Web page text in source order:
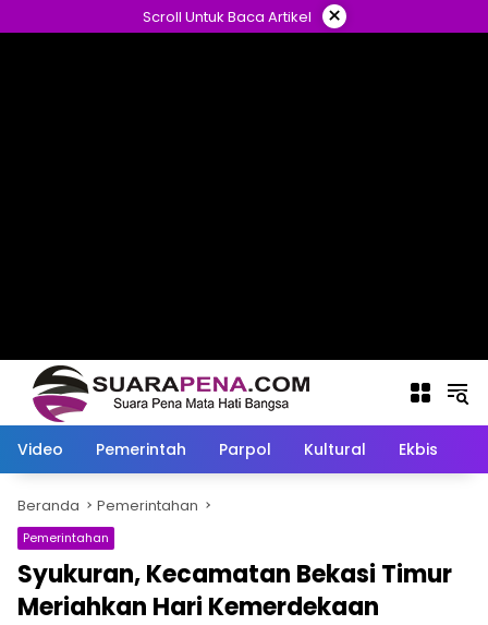
ke
Scroll Untuk Baca Artikel ×
Video Pemerintah Parpol Kultural Ekbis
Beranda Pemerintahan
Pemerintahan
Syukuran, Kecamatan Bekasi Timur
Meriahkan Hari Kemerdekaan